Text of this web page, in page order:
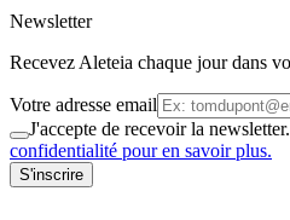
Newsletter
Recevez Aleteia chaque jour dans
Votre adresse email
J'accepte de recevoir la
confidentialité pour en savoir plus.
S'inscrire